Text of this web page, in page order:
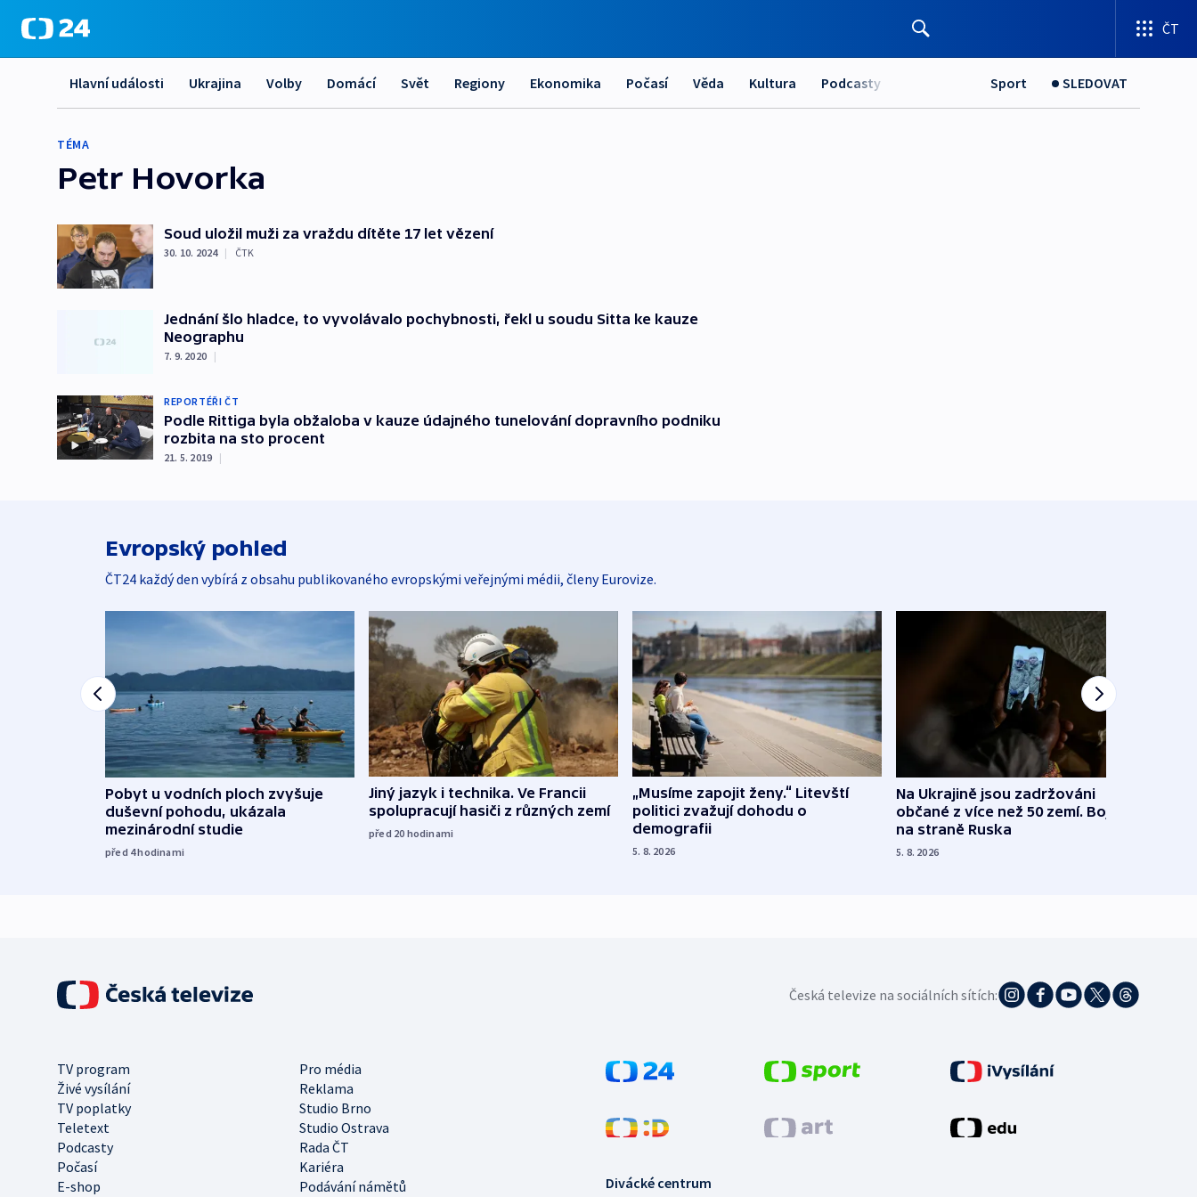
ČT
Hlavní události Ukrajina Volby Domácí Svět Regiony Ekonomika Počasí Věda Kultura Podcasty Sport SLEDOVAT
TÉMA
Petr Hovorka
Soud uložil muži za vraždu dítěte 17 let vězení
30. 10. 2024 | ČTK
Jednání šlo hladce, to vyvolávalo pochybnosti, řekl u soudu Sitta ke kauze
Neographu
7. 9. 2020 |
REPORTÉŘI ČT
Podle Rittiga byla obžaloba v kauze údajného tunelování dopravního podniku
rozbita na sto procent
21. 5. 2019 |
Evropský pohled
ČT24 každý den vybírá z obsahu publikovaného evropskými veřejnými médii, členy Eurovize.
Pobyt u vodních ploch zvyšuje
duševní pohodu, ukázala
mezinárodní studie
před 4hodinami
Jiný jazyk i technika. Ve Francii
spolupracují hasiči z různých zemí
před 20 hodinami
„Musíme zapojit ženy.“ Litevští
politici zvažují dohodu o
demografii
5. 8. 2026
Na Ukrajině jsou zadržováni
občané z více než 50 zemí. Bojovali
na straně Ruska
5. 8. 2026
Česká televize na sociálních sítích:
TV program
Pro média
Živé vysílání
Reklama
TV poplatky
Studio Brno
Teletext
Studio Ostrava
Podcasty
Rada ČT
Počasí
Kariéra
E-shop
Podávání námětů
Divácké centrum